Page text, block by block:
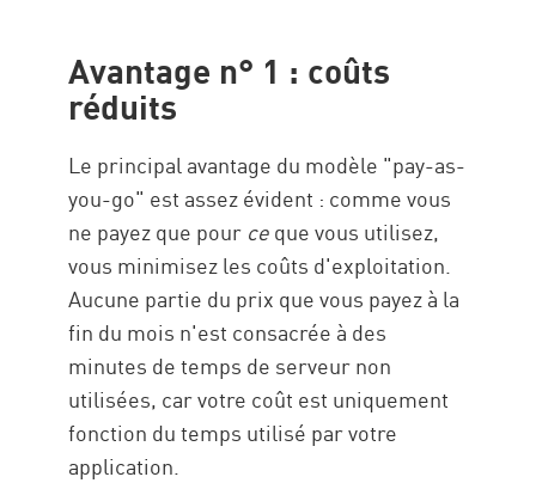
Avantage n° 1 : coûts
réduits
Le principal avantage du modèle "pay-as-
you-go" est assez évident : comme vous
ne payez que pour ceque vous utilisez,
vous minimisez les coûts d'exploitation.
Aucune partie du prix que vous payez à la
fin du mois n'est consacrée à des
minutes de temps de serveur non
utilisées, car votre coût est uniquement
fonction du temps utilisé par votre
application.